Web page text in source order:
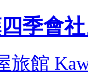
四季會
館